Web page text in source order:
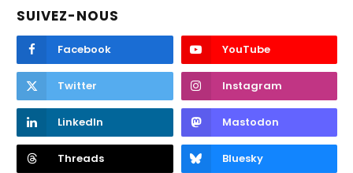
SUIVEZ-NOUS
Facebook YouTube
Twitter Instagram
LinkedIn Mastodon
Threads Bluesky